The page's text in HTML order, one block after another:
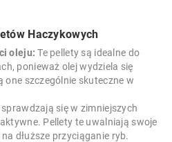
Haczykowych
oleju: Te pellety są idealne do
ponieważ olej wydziela się
one szczególnie skuteczne w
sprawdzają się w zimniejszych
Pellety te uwalniają swoje
dłuższe przyciąganie ryb.